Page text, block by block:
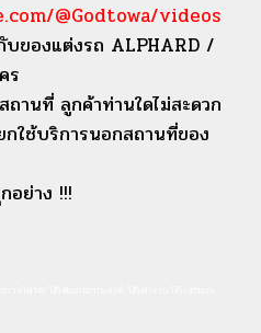
@Godtowa/videos
บของแต่งรถ ALPHARD /
ร
านที่ ลูกค้าท่านใดไม่สะดวก
กใช้บริการนอกสถานที่ของ
อย่าง !!!